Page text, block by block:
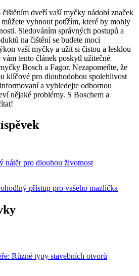
dveří vaší myčky nádobí značek
vyhnout potížím, které by mohly
Sledováním správných postupů a
na čištění se budete moci
vaší myčky a užít si čistou a lesklou
tento článek poskytl užitečné
Bosch a Fagor. Nezapomeňte, že
klíčové pro dlouhodobou spolehlivost
a vyhledejte odbornou
nějaké problémy. S Boschem a
nátěr pro dlouhou životnost
přístup pro vašeho mazlíčka